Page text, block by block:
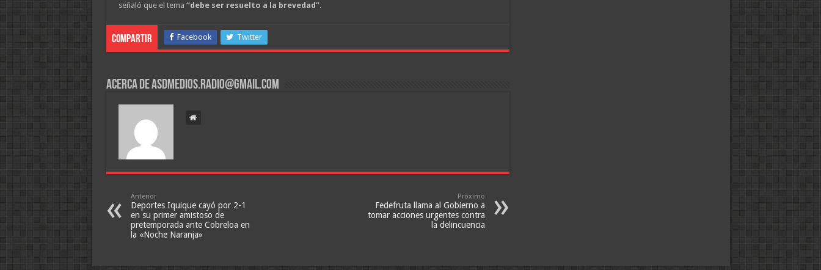
señaló que el tema “debe ser resuelto a la brevedad”.
Compartir Facebook Twitter
Acerca de asdmedios.radio@gmail.com
Anterior
Deportes Iquique cayó por 2-1
en su primer amistoso de
pretemporada ante Cobreloa en
la «Noche Naranja»
Próximo
Fedefruta llama al Gobierno a
tomar acciones urgentes contra
la delincuencia